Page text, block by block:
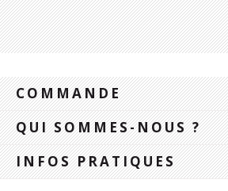
COMMANDE
QUI SOMMES-NOUS ?
INFOS PRATIQUES